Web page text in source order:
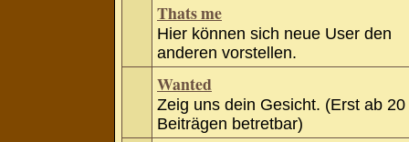
Thats me
Hier können sich neue User den
anderen vorstellen.
Wanted
Zeig uns dein Gesicht. (Erst ab 20
Beiträgen betretbar)